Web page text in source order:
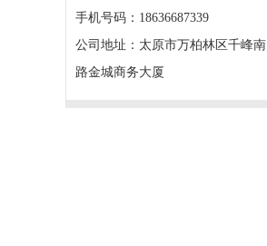
手机号码：18636687339
公司地址：太原市万柏林区千峰南
路金城商务大厦